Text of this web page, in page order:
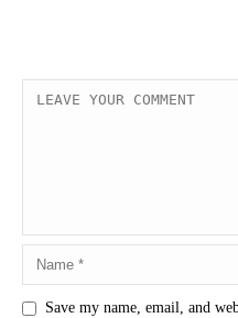
Save my name, email, and